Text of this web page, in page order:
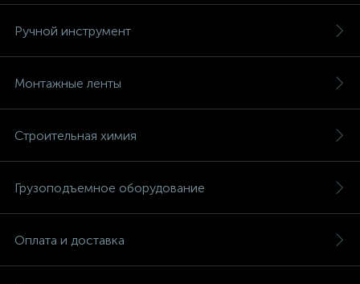
Ручной инструмент
Монтажные ленты
Строительная химия
Грузоподъемное оборудование
Оплата и доставка